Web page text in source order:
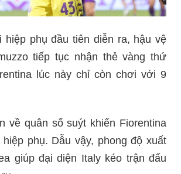
hiệp phụ đầu tiên diễn ra, hậu vệ
tiếp tục nhận thẻ vàng thứ
lúc này chỉ còn chơi với 9
về quân số suýt khiến Fiorentina
phụ. Dẫu vậy, phong độ xuất
giúp đại diện Italy kéo trận đấu